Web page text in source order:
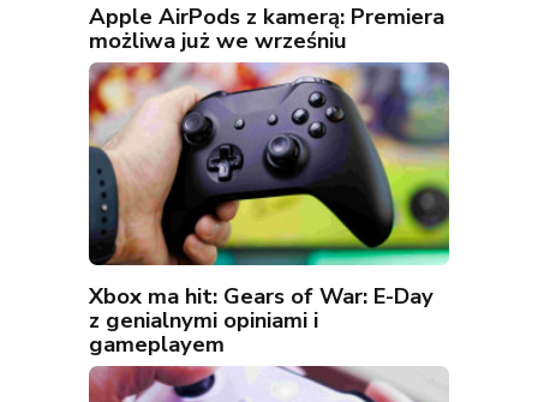
Apple AirPods z kamerą: Premiera
możliwa już we wrześniu
Xbox ma hit: Gears of War: E-Day
z genialnymi opiniami i
gameplayem